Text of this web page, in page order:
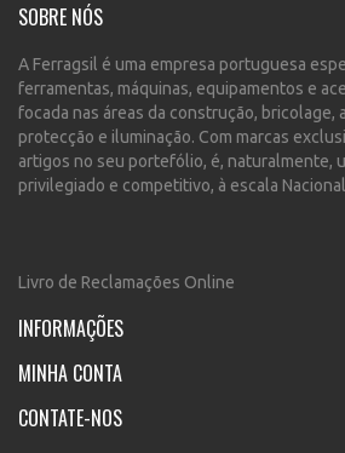
SOBRE NÓS
A Ferragsil é uma empresa portuguesa
ferramentas, máquinas, equipamentos e
focada nas áreas da construção, bricolage,
protecção e iluminação. Com marcas
artigos no seu portefólio, é, naturalmente,
privilegiado e competitivo, à escala
Livro de Reclamações Online
INFORMAÇÕES
MINHA CONTA
CONTATE-NOS